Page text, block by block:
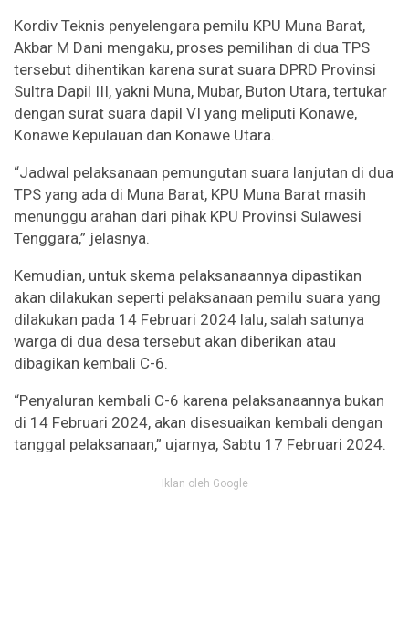
Kordiv Teknis penyelengara pemilu KPU Muna Barat,
Akbar M Dani mengaku, proses pemilihan di dua TPS
tersebut dihentikan karena surat suara DPRD Provinsi
Sultra Dapil III, yakni Muna, Mubar, Buton Utara, tertukar
dengan surat suara dapil VI yang meliputi Konawe,
Konawe Kepulauan dan Konawe Utara.
“Jadwal pelaksanaan pemungutan suara lanjutan di dua
TPS yang ada di Muna Barat, KPU Muna Barat masih
menunggu arahan dari pihak KPU Provinsi Sulawesi
Tenggara,” jelasnya.
Kemudian, untuk skema pelaksanaannya dipastikan
akan dilakukan seperti pelaksanaan pemilu suara yang
dilakukan pada 14 Februari 2024 lalu, salah satunya
warga di dua desa tersebut akan diberikan atau
dibagikan kembali C-6.
“Penyaluran kembali C-6 karena pelaksanaannya bukan
di 14 Februari 2024, akan disesuaikan kembali dengan
tanggal pelaksanaan,” ujarnya, Sabtu 17 Februari 2024.
Iklan oleh Google